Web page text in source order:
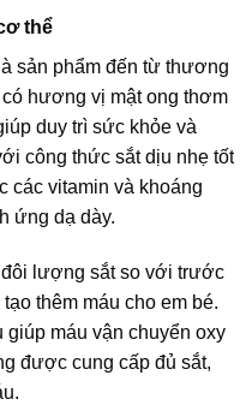
thể
sản phẩm đến từ thương
hương vị mật ong thơm
duy trì sức khỏe và
công thức sắt dịu nhẹ tốt
các vitamin và khoáng
ứng dạ dày.
đôi lượng sắt so với trước
thêm máu cho em bé.
giúp máu vận chuyển oxy
được cung cấp đủ sắt,